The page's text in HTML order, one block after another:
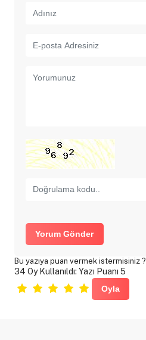
Yorum Gönder
Bu yazıya puan vermek istermisiniz ?
34 Oy Kullanıldı: Yazı Puanı 5